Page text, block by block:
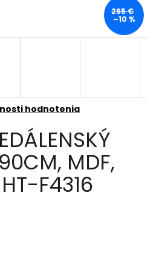
hodnotenia
MDF,
F4316
265 €
–10 %
HĽADAŤ